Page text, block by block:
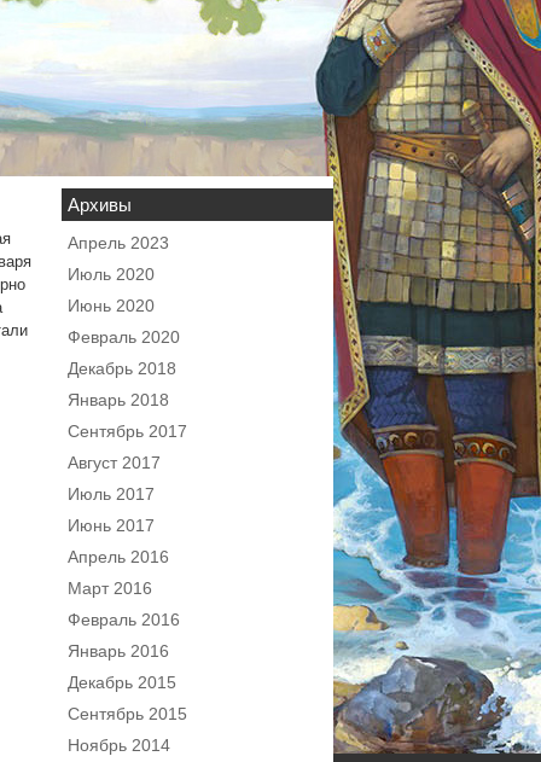
Архивы
Апрель 2023
Июль 2020
Июнь 2020
Февраль 2020
Декабрь 2018
Январь 2018
Сентябрь 2017
Август 2017
Июль 2017
Июнь 2017
Апрель 2016
Март 2016
Февраль 2016
Январь 2016
Декабрь 2015
Сентябрь 2015
Ноябрь 2014